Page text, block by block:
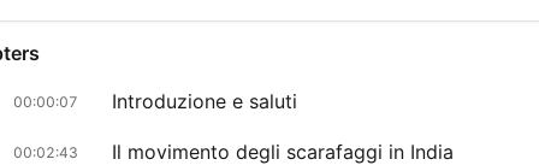
00:00:07 Introduzione e saluti
00:02:43 Il movimento degli scarafaggi in India